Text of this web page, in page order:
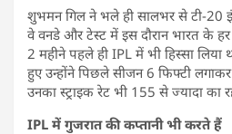
शुभमन गिल ने भले ही सालभर से टी-20
वे वनडे और टेस्ट में इस दौरान भारत के हर
2 महीने पहले ही IPL में भी हिस्सा
हुए उन्होंने पिछले सीजन 6 फिफ्टी
उनका स्ट्राइक रेट भी 155 से ज्यादा का
IPL में गुजरात की कप्तानी भी करते हैं